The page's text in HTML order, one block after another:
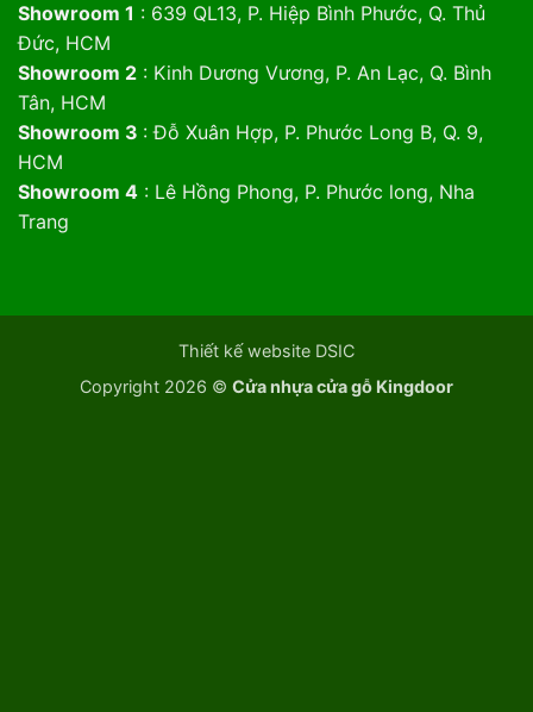
Showroom 1 : 639 QL13, P. Hiệp Bình Phước, Q. Thủ
Đức, HCM
Showroom 2: Kinh Dương Vương, P. An Lạc, Q. Bình
Tân, HCM
Showroom 3 : Đỗ Xuân Hợp, P. Phước Long B, Q. 9,
HCM
Showroom 4: Lê Hồng Phong, P. Phước long, Nha
Trang
Thiết kế website DSIC
Copyright 2026 © Cửa nhựa cửa gỗ Kingdoor